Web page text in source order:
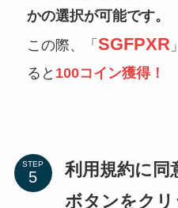
かの選択が可能です。
この際、「 SGFPXR
ると 100コイン獲得！
STEP
利用規約に同
ボタンをクリ